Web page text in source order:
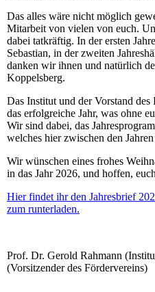
Das alles wäre nicht möglich
Mitarbeit von vielen von euch.
dabei tatkräftig. In der ersten
Sebastian, in der zweiten
danken wir ihnen und natürlich
Koppelsberg.
Das Institut und der Vorstand
das erfolgreiche Jahr, was ohne
Wir sind dabei, das
welches hier zwischen den
Wir wünschen eines frohes
in das Jahr 2026, und hoffen,
Hier findet ihr den Jahresbrief
zum runterladen.
Prof. Dr. Gerold Rahmann
(Vorsitzender des Fördervereins)